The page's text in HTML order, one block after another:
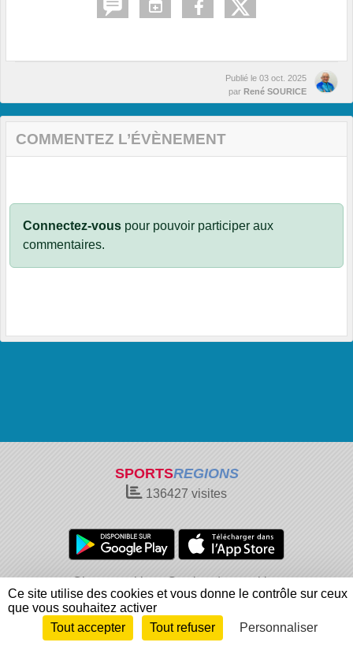
Publié le 03 oct. 2025
par René SOURICE
COMMENTEZ L’ÉVÈNEMENT
Connectez-vous pour pouvoir participer aux
commentaires.
SPORTSREGIONS
136427 visites
Charte cookies
Gestion des cookies
Informations légales
Signaler un contenu inapproprié
Envie de participer ? Connexion
Ce site utilise des cookies et vous donne le contrôle sur ceux
que vous souhaitez activer
Tout accepter
Tout refuser Personnaliser